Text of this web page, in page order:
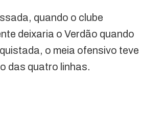
quando o clube
deixaria o Verdão quando
o meia ofensivo teve
das quatro linhas.